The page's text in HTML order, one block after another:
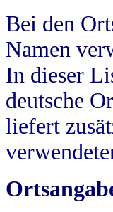
Bei den
Namen
In dieser
deutsche
liefert